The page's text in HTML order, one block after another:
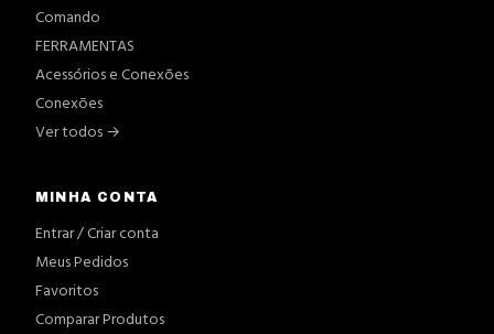
Comando
FERRAMENTAS
Acessórios e Conexões
Conexões
Ver todos →
MINHA CONTA
Entrar / Criar conta
Meus Pedidos
Favoritos
Comparar Produtos